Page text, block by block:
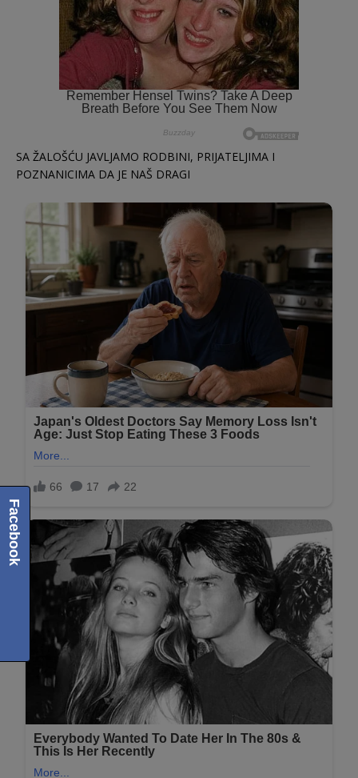
SA ŽALOŠĆU JAVLJAMO RODBINI, PRIJATELJIMA I
POZNANICIMA DA JE NAŠ DRAGI
Facebook